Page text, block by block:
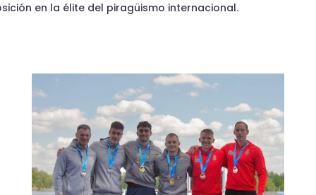
en la élite del piragüismo internacional.